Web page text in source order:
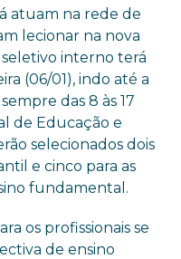
atuam na rede de
lecionar na nova
interno terá
(06/01), indo até a
das 8 às 17
de Educação e
selecionados dois
e cinco para as
fundamental.
os profissionais se
de ensino